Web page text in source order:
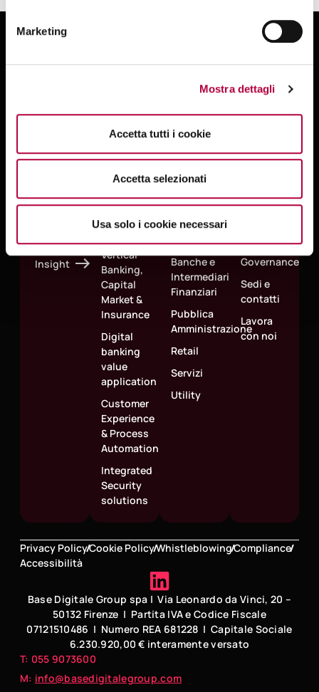
Marketing
Mostra dettagli
Accetta tutti i cookie
Accetta selezionati
Usa solo i cookie necessari
nostra offerta per guidare la crescita del
tuo business
Insight
Aree
Vertical
Banking,
Capital
Market &
Insurance
Digital
banking
value
application
Customer
Experience
& Process
Automation
Integrated
Security
solutions
Mercati
Assicurativo
Banche e
Intermediari
Finanziari
Pubblica
Amministrazione
Retail
Servizi
Utility
About
Governance
Sedi e
contatti
Lavora
con noi
Privacy PolicyCookie PolicyWhistleblowingCompliance
Accessibilità
Base Digitale Group spa | Via Leonardo da Vinci, 20 –
50132 Firenze | Partita IVA e Codice Fiscale
07121510486 | Numero REA 681228 | Capitale Sociale
6.230.920,00 € interamente versato
T: 055 9073600
M: info@basedigitalegroup.com